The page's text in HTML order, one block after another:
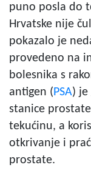
puno posla do
Hrvatske nije
pokazalo je
provedeno na
bolesnika s
antigen ( PSA) je
stanice
tekućinu, a
otkrivanje i
prostate.